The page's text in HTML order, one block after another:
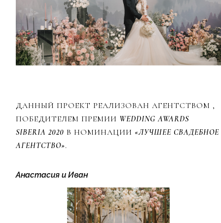
ДАННЫЙ ПРОЕКТ РЕАЛИЗОВАН АГЕНТСТВОМ ,
ПОБЕДИТЕЛЕМ ПРЕМИИ WEDDING AWARDS
SIBERIA 2020 В НОМИНАЦИИ «ЛУЧШЕЕ СВАДЕБНОЕ
АГЕНТСТВО».
Анастасия и Иван